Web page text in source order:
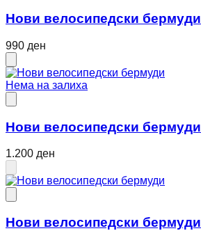
Нови велосипедски бермуди
990 ден
Нема на залиха
Нови велосипедски бермуди
1.200 ден
Нови велосипедски бермуди